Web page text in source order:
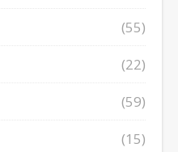
(55)
(22)
(59)
(15)